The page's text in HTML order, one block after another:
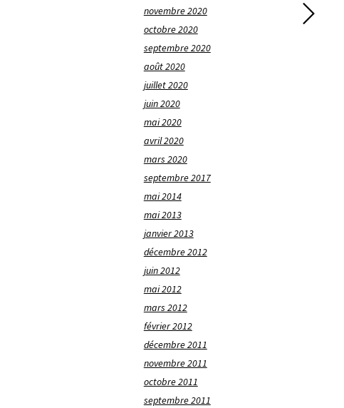
novembre 2020
octobre 2020
septembre 2020
août 2020
juillet 2020
juin 2020
mai 2020
avril 2020
mars 2020
septembre 2017
mai 2014
mai 2013
janvier 2013
décembre 2012
juin 2012
mai 2012
mars 2012
février 2012
décembre 2011
novembre 2011
octobre 2011
septembre 2011